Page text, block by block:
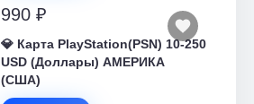
990 ₽
💎 Карта PlayStation(PSN) 10-250
USD (Доллары) АМЕРИКА
(США)